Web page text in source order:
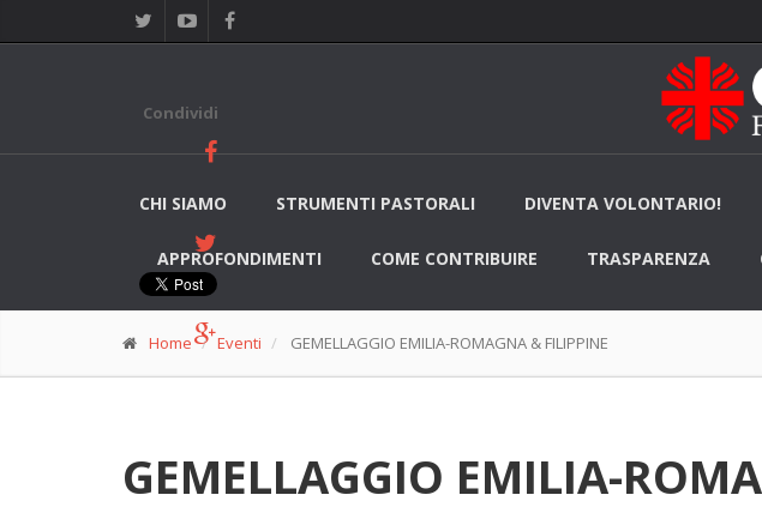
CHI SIAMO STRUMENTI PASTORALI DIVENTA VOLONTARIO!
APPROFONDIMENTI COME CONTRIBUIRE TRASPARENZA
Home Eventi GEMELLAGGIO EMILIA-ROMAGNA & FILIPPINE
GEMELLAGGIO EMILIA-
Condividi